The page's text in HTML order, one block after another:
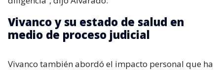
Vivanco y su estado de salud en
medio de proceso judicial
Vivanco también abordó el impacto personal que ha